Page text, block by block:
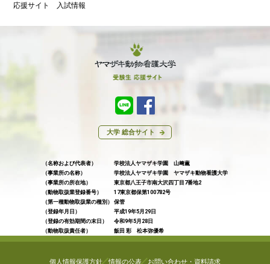
応援サイト 入試情報
大学 総合サイト
（名称および代表者）
学校法人ヤマザキ学園 山﨑薫
（事業所の名称）
学校法人ヤマザキ学園 ヤマザキ動物看護大学
（事業所の所在地）
東京都八王子市南大沢四丁目7番地2
（動物取扱業登録番号）
17東京都保第100782号
（第一種動物取扱業の種別）
保管
（登録年月日）
平成19年5月29日
（登録の有効期間の末日）
令和9年5月28日
（動物取扱責任者）
飯田 彩 松本弥優希
個人情報保護方針 情報の公表 お問い合わせ・資料請求